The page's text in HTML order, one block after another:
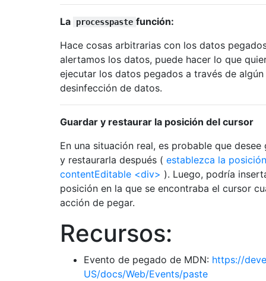
La processpaste función:
Hace cosas arbitrarias con los datos
alertamos los datos, puede hacer lo que
ejecutar los datos pegados a través de
desinfección de datos.
Guardar y restaurar la posición del cursor
En una situación real, es probable que
y restaurarla después ( establezca la
contentEditable <div> ). Luego, podría
posición en la que se encontraba el cursor
acción de pegar.
Recursos:
Evento de pegado de MDN: https://
US/docs/Web/Events/paste